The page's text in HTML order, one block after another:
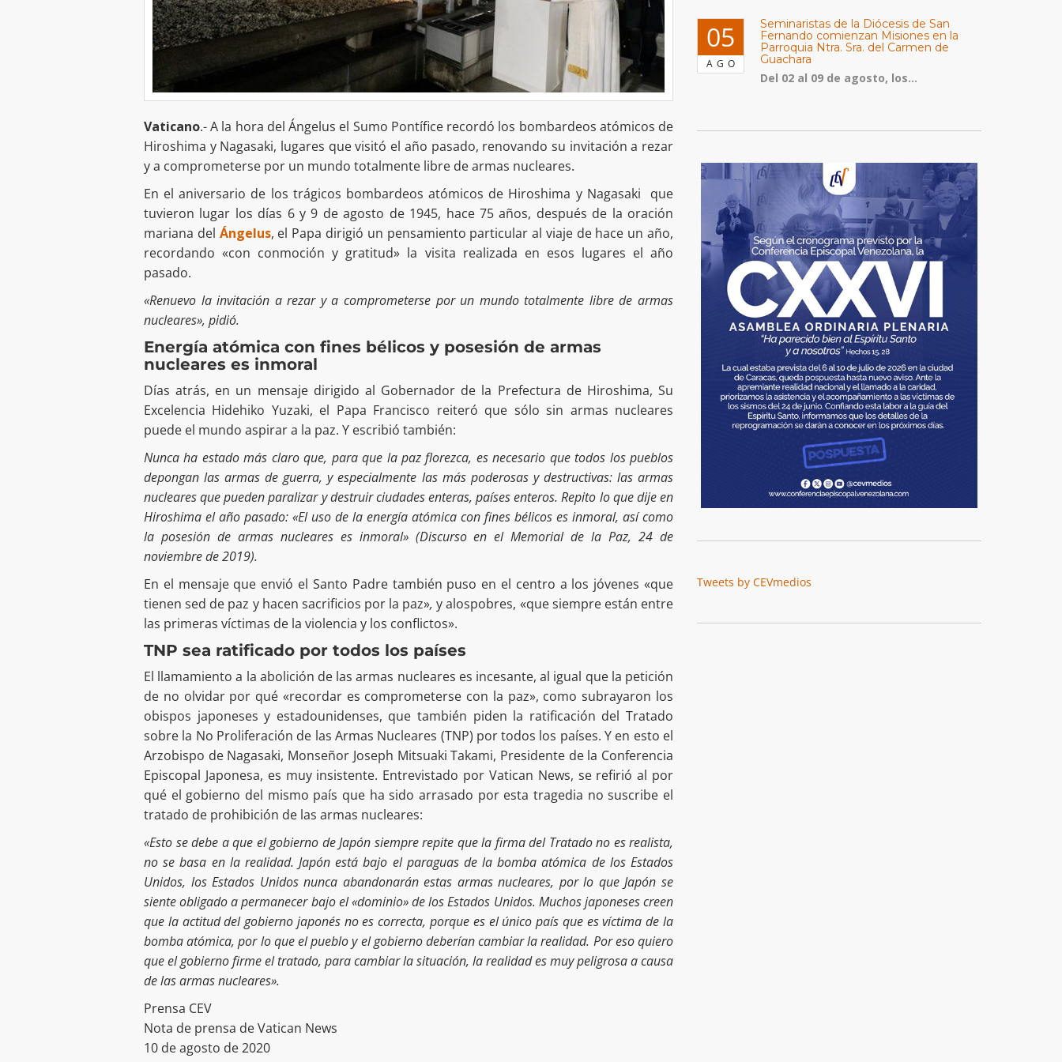
Vaticano.- A la hora del Ángelus el Sumo Pontífice recordó los bombardeos atómicos de
Hiroshima y Nagasaki, lugares que visitó el año pasado, renovando su invitación a rezar
y a comprometerse por un mundo totalmente libre de armas nucleares.
En el aniversario de los trágicos bombardeos atómicos de Hiroshima y Nagasaki que
tuvieron lugar los días 6 y 9 de agosto de 1945, hace 75 años, después de la oración
mariana del Ángelus, el Papa dirigió un pensamiento particular al viaje de hace un año,
recordando «con conmoción y gratitud» la visita realizada en esos lugares el año
pasado.
«Renuevo la invitación a rezar y a comprometerse por un mundo totalmente libre de armas
nucleares», pidió.
Energía atómica con fines bélicos y posesión de armas
nucleares es inmoral
Días atrás, en un mensaje dirigido al Gobernador de la Prefectura de Hiroshima, Su
Excelencia Hidehiko Yuzaki, el Papa Francisco reiteró que sólo sin armas nucleares
puede el mundo aspirar a la paz. Y escribió también:
Nunca ha estado más claro que, para que la paz florezca, es necesario que todos los pueblos
depongan las armas de guerra, y especialmente las más poderosas y destructivas: las armas
nucleares que pueden paralizar y destruir ciudades enteras, países enteros. Repito lo que dije en
Hiroshima el año pasado: «El uso de la energía atómica con fines bélicos es inmoral, así como
la posesión de armas nucleares es inmoral» (Discurso en el Memorial de la Paz, 24 de
noviembre de 2019).
En el mensaje que envió el Santo Padre también puso en el centro a los jóvenes «que
tienen sed de paz y hacen sacrificios por la paz»,y alospobres, «que siempre están entre
las primeras víctimas de la violencia y los conflictos».
TNP sea ratificado por todos los países
El llamamiento a la abolición de las armas nucleares es incesante, al igual que la petición
de no olvidar por qué «recordar es comprometerse con la paz», como subrayaron los
obispos japoneses y estadounidenses, que también piden la ratificación del Tratado
sobre la No Proliferación de las Armas Nucleares (TNP) por todos los países. Y en esto el
Arzobispo de Nagasaki, Monseñor Joseph Mitsuaki Takami, Presidente de la Conferencia
Episcopal Japonesa, es muy insistente. Entrevistado por Vatican News, se refirió al por
qué el gobierno del mismo país que ha sido arrasado por esta tragedia no suscribe el
tratado de prohibición de las armas nucleares:
«Esto se debe a que el gobierno de Japón siempre repite que la firma del Tratado no es realista,
no se basa en la realidad. Japón está bajo el paraguas de la bomba atómica de los Estados
Unidos, los Estados Unidos nunca abandonarán estas armas nucleares, por lo que Japón se
siente obligado a permanecer bajo el «dominio» de los Estados Unidos. Muchos japoneses creen
que la actitud del gobierno japonés no es correcta, porque es el único país que es víctima de la
bomba atómica, por lo que el pueblo y el gobierno deberían cambiar la realidad. Por eso quiero
que el gobierno firme el tratado, para cambiar la situación, la realidad es muy peligrosa a causa
de las armas nucleares».
Prensa CEV
Nota de prensa de Vatican News
10 de agosto de 2020
05
AGO
Seminaristas de la Diócesis de San
Fernando comienzan Misiones en la
Parroquia Ntra. Sra. del Carmen de
Guachara
Del 02 al 09 de agosto, los...
Tweets by CEVmedios